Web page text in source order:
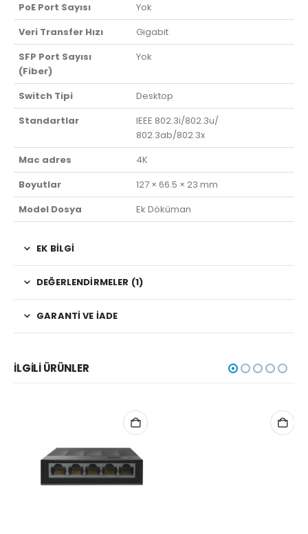
PoE Port Sayısı
Yok
Veri Transfer Hızı
Gigabit
SFP Port Sayısı
(Fiber)
Yok
Switch Tipi
Desktop
Standartlar
IEEE 802.3i/802.3u/
802.3ab/802.3x
Mac adres
4K
Boyutlar
127 × 66.5 × 23 mm
Model Dosya
Ek Döküman
EK BILGI
DEĞERLENDIRMELER (1)
GARANTI VE İADE
İLGILI ÜRÜNLER